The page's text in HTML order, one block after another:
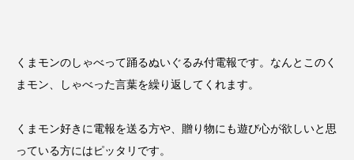
くまモンのしゃべって踊るぬいぐるみ付電報です。なんとこのく
まモン、しゃべった言葉を繰り返してくれます。
くまモン好きに電報を送る方や、贈り物にも遊び心が欲しいと思
っている方にはピッタリです。